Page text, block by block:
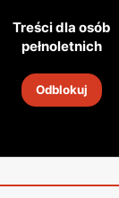
31 99
19 sie 2026
Treści dla osób
pełnoletnich
Odblokuj